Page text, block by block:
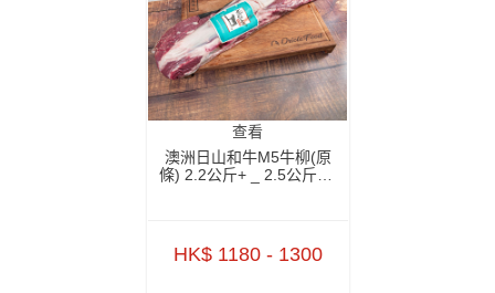
查看
澳洲日山和牛M5牛柳(原
條) 2.2公斤+ _ 2.5公斤+ -
HK$ 1180 - 1300